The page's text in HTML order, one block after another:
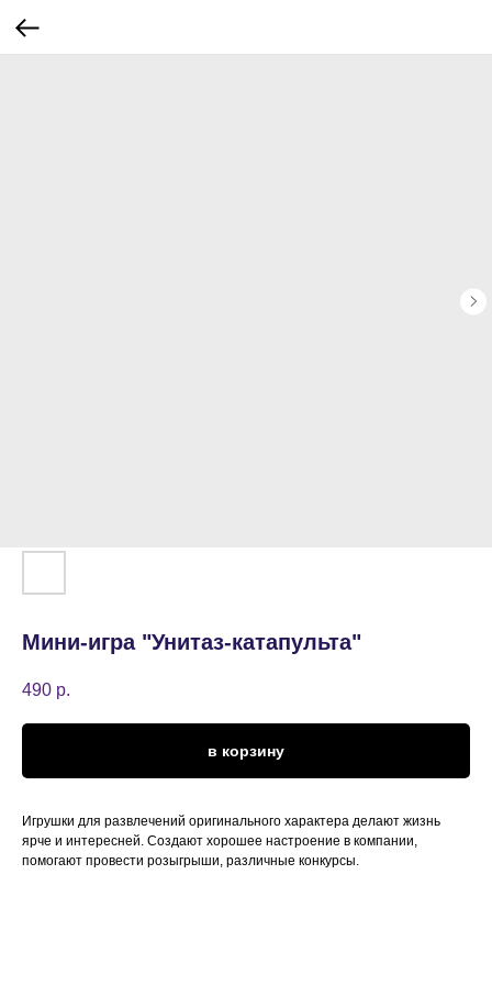
Мини-игра "Унитаз-катапульта"
490 р.
в корзину
Игрушки для развлечений оригинального характера делают жизнь
ярче и интересней. Создают хорошее настроение в компании,
помогают провести розыгрыши, различные конкурсы.